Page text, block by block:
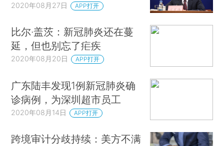
2020年08月27日 APP打开
比尔·盖茨：新冠肺炎还在蔓
延，但也别忘了疟疾
2020年08月20日 APP打开
广东陆丰发现1例新冠肺炎确
诊病例，为深圳超市员工
2020年08月14日 APP打开
跨境审计分歧持续：美方不满